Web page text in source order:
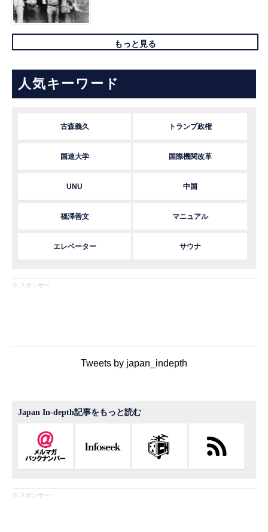
もっと見る
人気キーワード
古森義久 トランプ政権
国連大学 国際機関改革
UNU 中国
福澤善文 マニュアル
エレベーター サウナ
※ スポンサー
Tweets by japan_indepth
Japan In-depth記事をもっと読む
※ スポンサー